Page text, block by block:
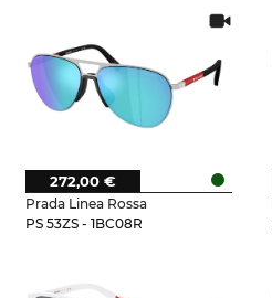
Prada Linea Rossa
PS 53ZS - 1BC08R
272,00 €